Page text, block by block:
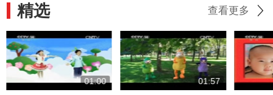
精选 查看更多
01:00 01:57